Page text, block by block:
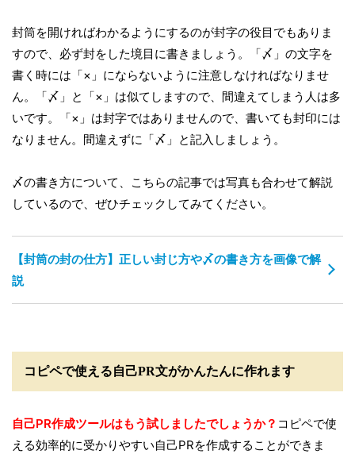
封筒を開ければわかるようにするのが封字の役目でもありま
すので、必ず封をした境目に書きましょう。「〆」の文字を
書く時には「×」にならないように注意しなければなりませ
ん。「〆」と「×」は似てしますので、間違えてしまう人は多
いです。「×」は封字ではありませんので、書いても封印には
なりません。間違えずに「〆」と記入しましょう。
〆の書き方について、こちらの記事では写真も合わせて解説
しているので、ぜひチェックしてみてください。
【封筒の封の仕方】正しい封じ方や〆の書き方を画像で解
説
コピペで使える自己PR文がかんたんに作れます
自己PR作成ツールはもう試しましたでしょうか？ コピペで使
える効率的に受かりやすい自己PRを作成することができま